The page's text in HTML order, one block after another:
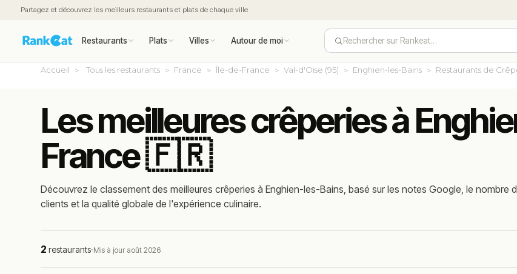
Partagez et découvrez les meilleurs restaurants et plats de chaque ville
Restaurants Plats Villes Autour de moi Rechercher sur Rankeat…
Accueil Tous les restaurants France Île-de-France Val-d'Oise (95) Enghien-les-Bains Restaurants de
Les meilleures crêperies à
France 🇫🇷
Découvrez le classement des meilleures crêperies à Enghien-les-Bains, basé sur les notes Google, le nombre
clients et la qualité globale de l'expérience culinaire.
2 restaurants·Mis à jour août 2026